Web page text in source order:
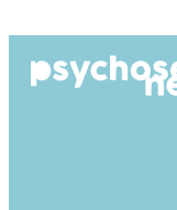
naar